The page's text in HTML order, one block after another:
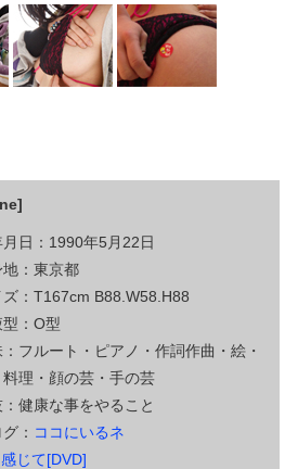
月日：1990年5月22日
地：東京都
ズ：T167cm B88.W58.H88
型：O型
：フルート・ピアノ・作詞作曲・絵・
料理・顔の芸・手の芸
健康な事をやること
： ココにいるネ
じて[DVD]